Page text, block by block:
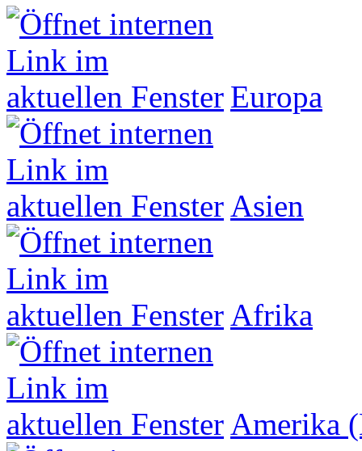
Europa
Asien
Afrika
Amerika